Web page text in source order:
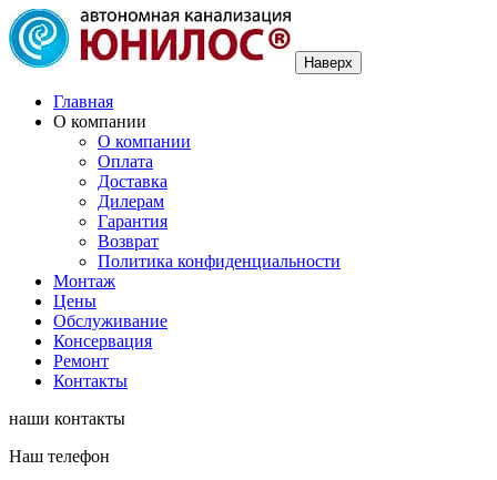
Наверх
Главная
О компании
О компании
Оплата
Доставка
Дилерам
Гарантия
Возврат
Политика конфиденциальности
Монтаж
Цены
Обслуживание
Консервация
Ремонт
Контакты
наши контакты
Наш телефон